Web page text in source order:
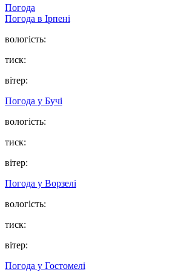
Погода
Погода в Ірпені
вологість:
тиск:
вітер:
Погода у Бучі
вологість:
тиск:
вітер:
Погода у Ворзелі
вологість:
тиск:
вітер:
Погода у Гостомелі